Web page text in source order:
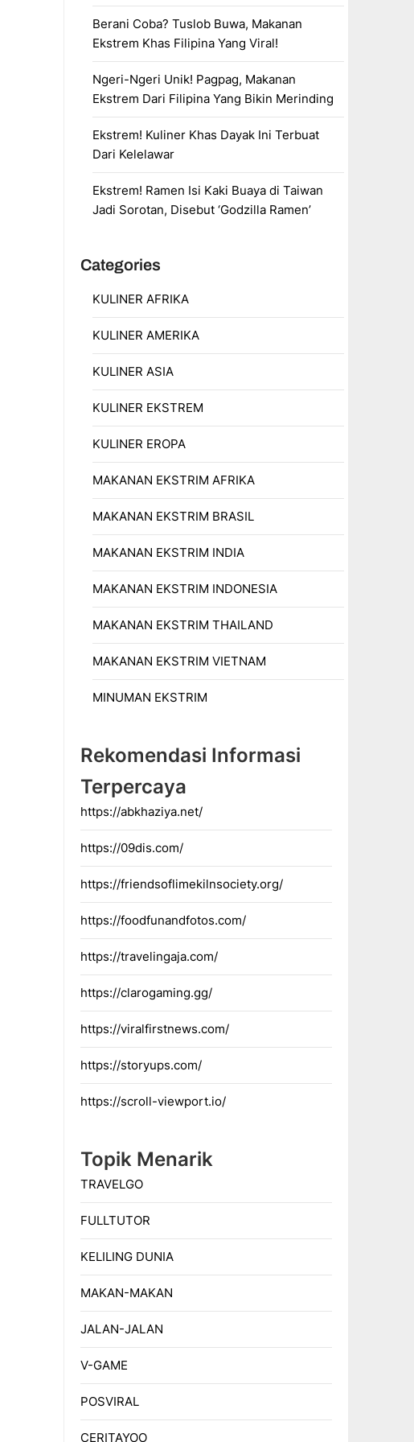
Berani Coba? Tuslob Buwa, Makanan
Ekstrem Khas Filipina Yang Viral!
Ngeri-Ngeri Unik! Pagpag, Makanan
Ekstrem Dari Filipina Yang Bikin Merinding
Ekstrem! Kuliner Khas Dayak Ini Terbuat
Dari Kelelawar
Ekstrem! Ramen Isi Kaki Buaya di Taiwan
Jadi Sorotan, Disebut ‘Godzilla Ramen’
Categories
KULINER AFRIKA
KULINER AMERIKA
KULINER ASIA
KULINER EKSTREM
KULINER EROPA
MAKANAN EKSTRIM AFRIKA
MAKANAN EKSTRIM BRASIL
MAKANAN EKSTRIM INDIA
MAKANAN EKSTRIM INDONESIA
MAKANAN EKSTRIM THAILAND
MAKANAN EKSTRIM VIETNAM
MINUMAN EKSTRIM
Rekomendasi Informasi
Terpercaya
https://abkhaziya.net/
https://09dis.com/
https://friendsoflimekilnsociety.org/
https://foodfunandfotos.com/
https://travelingaja.com/
https://clarogaming.gg/
https://viralfirstnews.com/
https://storyups.com/
https://scroll-viewport.io/
Topik Menarik
TRAVELGO
FULLTUTOR
KELILING DUNIA
MAKAN-MAKAN
JALAN-JALAN
V-GAME
POSVIRAL
CERITAYOO